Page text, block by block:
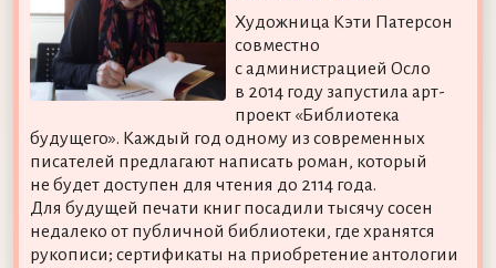
Художница Кэти Патерсон
совместно
с администрацией Осло
в 2014 году запустила арт-
проект «Библиотека
будущего». Каждый год одному из современных
писателей предлагают написать роман, который
не будет доступен для чтения до 2114 года.
Для будущей печати книг посадили тысячу сосен
недалеко от публичной библиотеки, где хранятся
рукописи; сертификаты на приобретение антологии